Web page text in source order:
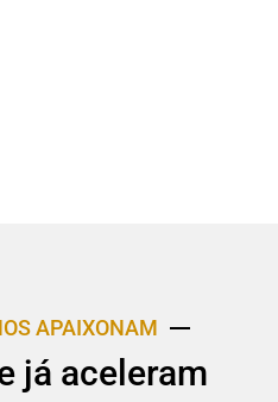
APAIXONAM
já aceleram